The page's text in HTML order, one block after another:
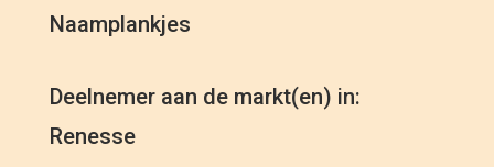
Naamplankjes
Deelnemer aan de markt(en) in:
Renesse